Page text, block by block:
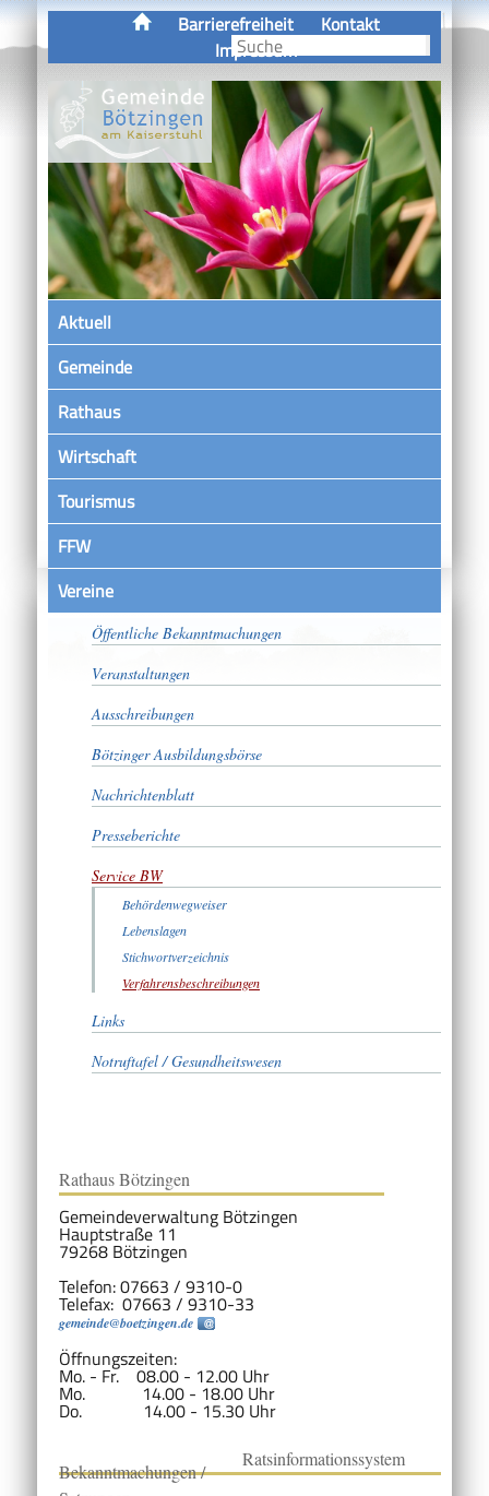
Barrierefreiheit
Kontakt
Impressum
Aktuell
Gemeinde
Rathaus
Wirtschaft
Tourismus
FFW
VereineSatzungen
Öffentliche Bekanntmachungen
Veranstaltungen
Ausschreibungen
Bötzinger Ausbildungsbörse
Nachrichtenblatt
Presseberichte
Service BW
Behördenwegweiser
Lebenslagen
Stichwortverzeichnis
Verfahrensbeschreibungen
Links
Notruftafel / Gesundheitswesen
Rathaus Bötzingen
Gemeindeverwaltung Bötzingen
Hauptstraße 11
79268 Bötzingen
Telefon: 07663 / 9310-0
Telefax: 07663 / 9310-33
gemeinde@boetzingen.de
Öffnungszeiten:
Mo. - Fr. 08.00 - 12.00 Uhr
Mo. 14.00 - 18.00 Uhr
Do. 14.00 - 15.30 Uhr
Bekanntmachungen /
Ratsinformationssystem